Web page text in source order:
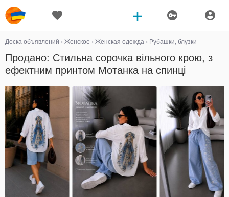
Доска объявлений › Женское › Женская одежда › Рубашки, блузки
Продано: Стильна сорочка вільного крою, з
ефектним принтом Мотанка на спинці